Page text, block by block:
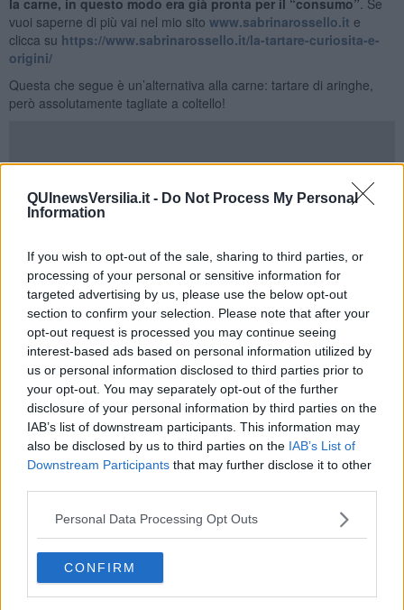
QUInewsVersilia.it - Do Not Process My Personal
Information
If you wish to opt-out of the sale, sharing to third parties, or
processing of your personal or sensitive information for
targeted advertising by us, please use the below opt-out
section to confirm your selection. Please note that after your
opt-out request is processed you may continue seeing
interest-based ads based on personal information utilized by
us or personal information disclosed to third parties prior to
your opt-out. You may separately opt-out of the further
disclosure of your personal information by third parties on the
IAB’s list of downstream participants. This information may
also be disclosed by us to third parties on the IAB’s List of
Downstream Participants that may further disclose it to other
Personal Data Processing Opt Outs
CONFIRM
vuoi saperne di più vai nel mio sito www.sabrinarossello.it e
clicca su https://www.sabrinarossello.it/la-tartare-curiosita-e-
origini/
Questa che segue è un’alternativa alla carne: tartare di aringhe,
però assolutamente tagliate a coltello!
3 cetrioli piccoli e sodi
Un cucchiaio di succo di limone
Preparazione
*Salsa allo yogurt
Mettere in una ciotolina lo yogurt con un cucchiaio di olio di
oliva evo e un cucchiaio di succo di limone. Con una
forchetta sbattere il composto fino a farlo diventare
un’emulsione, aggiustarla di sale e pepe.
Tartare di aringhe
Lavare e sbucciare i cetrioli, poi tagliarli a concassè (dadini di
circa ½ cm). Lavare la mela, togliere i semini e il torsolo
lasciando la buccia, poi tagliarla a concassè e irrorarla con
un poco di succo di limone per evitare che si ossidi. Pelare la
carota e la barbabietola e tagliarle a julienne.
Pelare il cipollotto, lavarlo bene in acqua fredda e tagliarlo a
concassè. Prendere i filetti di aringa (precedentemente
trattati come segue: lavarli bene con acqua fredda corrente,